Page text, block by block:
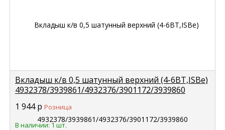
Вкладыш к/в 0,5 шатунный верхний (4-6BT,ISBe)
4932378/3939861/4932376/3901172/3939860
1 944р Розница
В наличии: 1 шт.